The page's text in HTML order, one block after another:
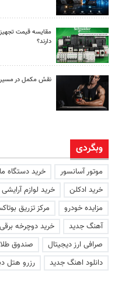
مقایسه قیمت
دارند؟
نقش مکمل در مسیر
وبگردی
موتور آسانسور خرید دستگاه
خرید ادکلن
خرید لوازم
مزایده خودرو
مرکز تزریق
آهنگ جدید
خرید دوچرخه برقی
صرافی ارز دیجیتال
صندوق طلا
دانلود اهنگ جدید
رزرو هتل